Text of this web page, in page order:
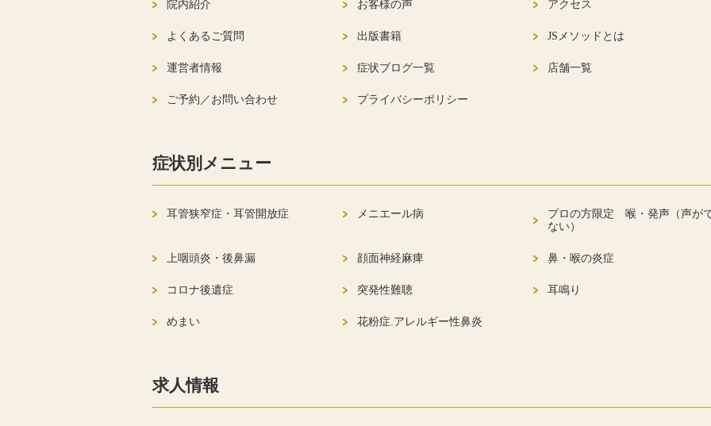
院内紹介 お客様の声 アクセス
よくあるご質問 出版書籍 JSメソッドとは
運営者情報 症状ブログ一覧 店舗一覧
ご予約／お問い合わせ プライバシーポリシー
症状別メニュー
耳管狭窄症・耳管開放症 メニエール病
プロの方限定 喉・発声（声が
ない）
上咽頭炎・後鼻漏 顔面神経麻痺 鼻・喉の炎症
コロナ後遺症 突発性難聴 耳鳴り
めまい 花粉症.アレルギー性鼻炎
求人情報